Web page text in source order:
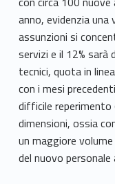
anno, evidenzia
assunzioni si
servizi e il 12%
tecnici, quota in
con i mesi
difficile reperimento
dimensioni, ossia
un maggiore volume
del nuovo